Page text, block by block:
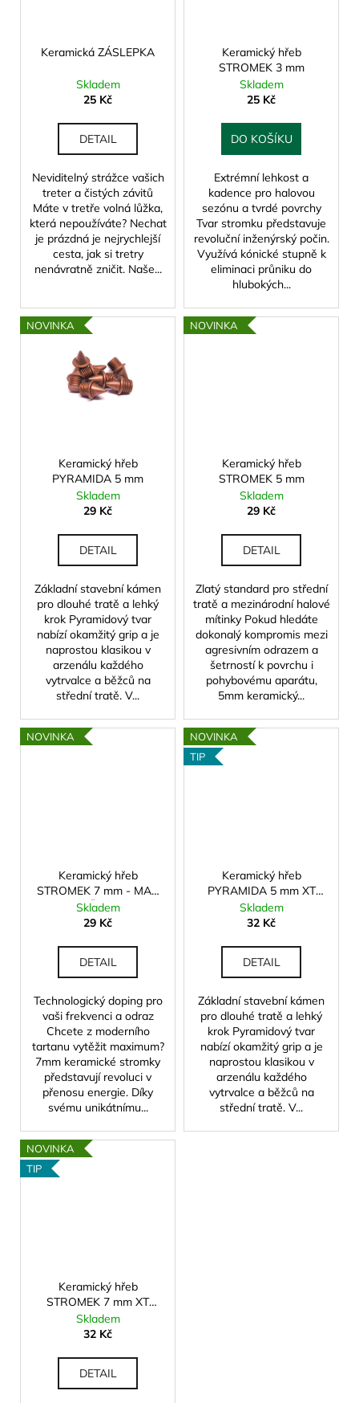
Keramická ZÁSLEPKA
Skladem
25 Kč
DETAIL
Neviditelný strážce vašich
treter a čistých závitů
Máte v tretře volná lůžka,
která nepoužíváte? Nechat
je prázdná je nejrychlejší
cesta, jak si tretry
nenávratně zničit. Naše...
Keramický hřeb
STROMEK 3 mm
Skladem
25 Kč
DO KOŠÍKU
Extrémní lehkost a
kadence pro halovou
sezónu a tvrdé povrchy
Tvar stromku představuje
revoluční inženýrský počin.
Využívá kónické stupně k
eliminaci průniku do
hlubokých...
NOVINKA
Keramický hřeb
PYRAMIDA 5 mm
Skladem
29 Kč
DETAIL
Základní stavební kámen
pro dlouhé tratě a lehký
krok Pyramidový tvar
nabízí okamžitý grip a je
naprostou klasikou v
arzenálu každého
vytrvalce a běžců na
střední tratě. V...
NOVINKA
Keramický hřeb
STROMEK 5 mm
Skladem
29 Kč
DETAIL
Zlatý standard pro střední
tratě a mezinárodní halové
mítinky Pokud hledáte
dokonalý kompromis mezi
agresivním odrazem a
šetrností k povrchu i
pohybovému aparátu,
5mm keramický...
NOVINKA
Keramický hřeb
STROMEK 7 mm - MAX
STRANGMÜLLER Edition
Skladem
29 Kč
DETAIL
Technologický doping pro
vaši frekvenci a odraz
Chcete z moderního
tartanu vytěžit maximum?
7mm keramické stromky
představují revoluci v
přenosu energie. Díky
svému unikátnímu...
NOVINKA
TIP
Keramický hřeb
PYRAMIDA 5 mm XT
(prodloužený závit)
Skladem
32 Kč
DETAIL
Základní stavební kámen
pro dlouhé tratě a lehký
krok Pyramidový tvar
nabízí okamžitý grip a je
naprostou klasikou v
arzenálu každého
vytrvalce a běžců na
střední tratě. V...
NOVINKA
TIP
Keramický hřeb
STROMEK 7 mm XT
(prodloužený závit)
Skladem
32 Kč
DETAIL
HLEDAT
o